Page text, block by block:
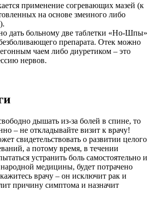
применение согревающих мазей (к
на основе змеиного либо
дать больному две таблетки «Но-Шпы»
препарата. Отек можно
чаем либо диуретиком – это
нервов.
дышать из-за болей в спине, то
– не откладывайте визит к врачу!
свидетельствовать о развитии целого
а потому время, в течении
устранить боль самостоятельно и
медицины, будет потрачено
врачу – он исключит рак и
причину симптома и назначит